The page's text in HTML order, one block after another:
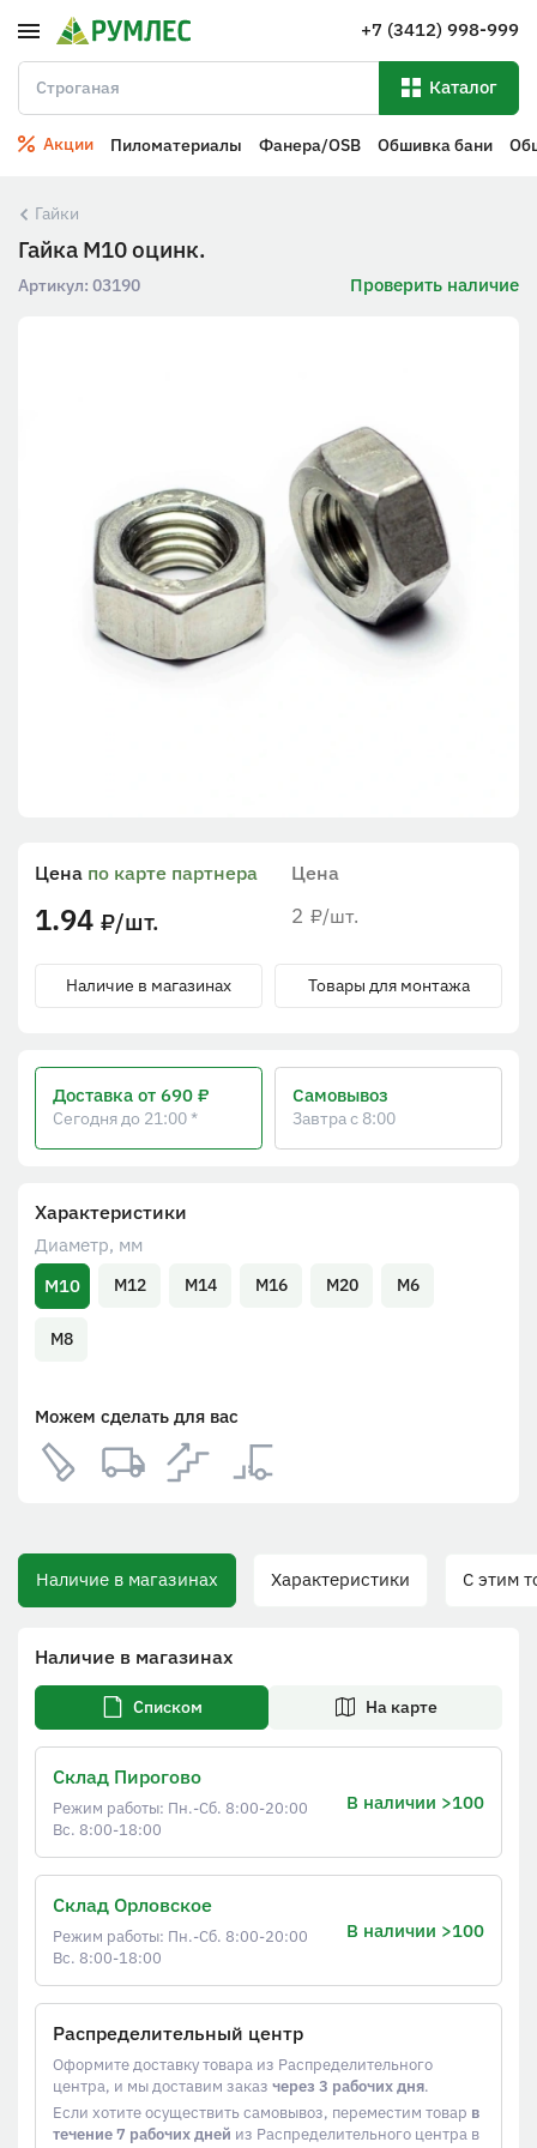
+7 (3412) 998-999
Каталог
Акции Пиломатериалы Фанера/OSB Обшивка бани
Гайки
Гайка М10 оцинк.
Артикул: 03190 Проверить наличие
Характеристики
Диаметр, мм
М10
М12 М14 М16 М20 М6
М8
Можем сделать для вас
Цена
2 ₽/шт.
Цена по карте партнера
1.94 ₽/шт.
Наличие в магазинах Товары для монтажа
Доставка от 690 ₽
Сегодня до 21:00 *
Самовывоз
Завтра с 8:00
Наличие в магазинах Характеристики С этим
Наличие в магазинах
Списком На карте
Склад Пирогово
Режим работы: Пн.-Сб. 8:00-20:00
Вс. 8:00-18:00
В наличии >100
Склад Орловское
Режим работы: Пн.-Сб. 8:00-20:00
Вс. 8:00-18:00
В наличии >100
Распределительный центр
Оформите доставку товара из Распределительного
центра, и мы доставим заказ через 3 рабочих дня.
Если хотите осуществить самовывоз, переместим товар в
течение 7 рабочих дней из Распределительного центра в